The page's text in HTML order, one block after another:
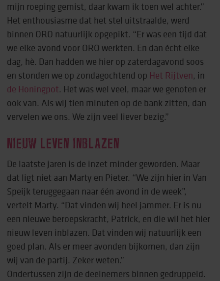
mijn roeping gemist, daar kwam ik toen wel achter.”
Het enthousiasme dat het stel uitstraalde, werd
binnen ORO natuurlijk opgepikt. “Er was een tijd dat
we elke avond voor ORO werkten. En dan écht elke
dag, hè. Dan hadden we hier op zaterdagavond soos
en stonden we op zondagochtend op Het Rijtven, in
de Honingpot. Het was wel veel, maar we genoten er
ook van. Als wij tien minuten op de bank zitten, dan
vervelen we ons. We zijn veel liever bezig.”
NIEUW LEVEN INBLAZEN
De laatste jaren is de inzet minder geworden. Maar
dat ligt niet aan Marty en Pieter. “We zijn hier in Van
Speijk teruggegaan naar één avond in de week”,
vertelt Marty. “Dat vinden wij heel jammer. Er is nu
een nieuwe beroepskracht, Patrick, en die wil het hier
nieuw leven inblazen. Dat vinden wij natuurlijk een
goed plan. Als er meer avonden bijkomen, dan zijn
wij van de partij. Zeker weten.”
Ondertussen zijn de deelnemers binnen gedruppeld.